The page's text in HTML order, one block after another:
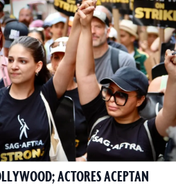
ACTORES ACEPTAN